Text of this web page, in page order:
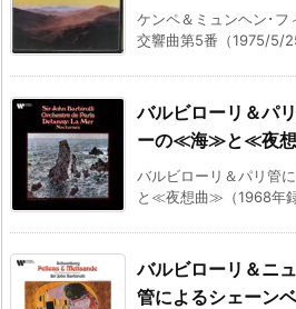
ケンペ＆ミュンヘン･フ
交響曲第5番（1975/5/
バルビローリ＆パ
ーの≪海≫と≪夜
バルビローリ＆パリ管
と≪夜想曲≫（1968年
バルビローリ＆ニ
管によるシェーン